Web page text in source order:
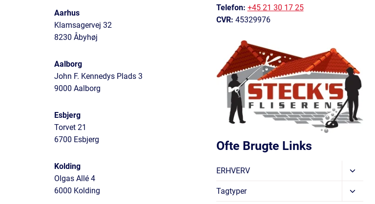
Aarhus
Klamsagervej 32
8230 Åbyhøj
Aalborg
John F. Kennedys Plads 3
9000 Aalborg
Esbjerg
Torvet 21
6700 Esbjerg
Kolding
Olgas Allé 4
6000 Kolding
Telefon: +45 21 30 17 25
CVR: 45329976
Ofte Brugte Links
ERHVERV
Skift
Tagtyper
Skift